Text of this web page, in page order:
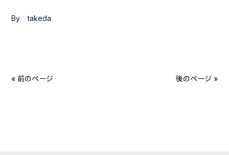
By takeda
« 前のページ 後のページ »